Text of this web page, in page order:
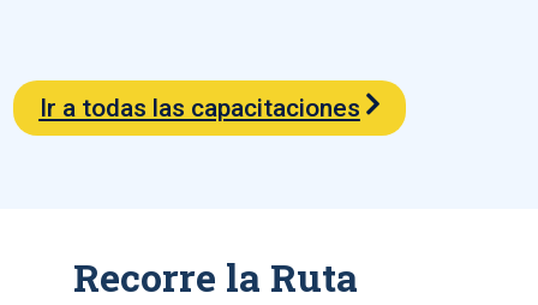
Ir a todas las capacitaciones
Recorre la Ruta